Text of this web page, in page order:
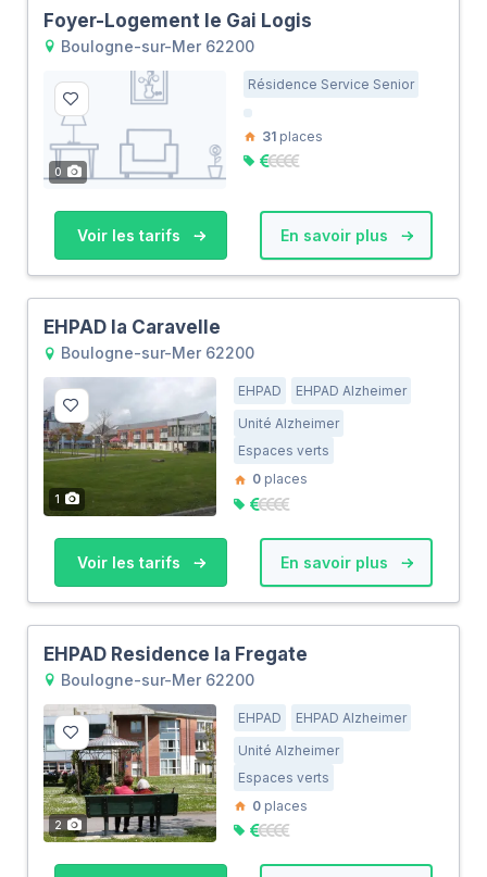
Foyer-Logement le Gai Logis
Boulogne-sur-Mer 62200
0
Résidence Service Senior
31 places
Voir les tarifs En savoir plus
EHPAD la Caravelle
Boulogne-sur-Mer 62200
1
EHPAD
EHPAD Alzheimer
Unité Alzheimer
Espaces verts
0 places
Voir les tarifs En savoir plus
EHPAD Residence la Fregate
Boulogne-sur-Mer 62200
2
EHPAD
EHPAD Alzheimer
Unité Alzheimer
Espaces verts
0 places